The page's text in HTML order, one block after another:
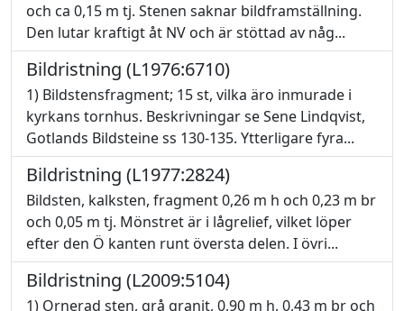
och ca 0,15 m tj. Stenen saknar bildframställning.
Den lutar kraftigt åt NV och är stöttad av någ...
Bildristning (L1976:6710)
1) Bildstensfragment; 15 st, vilka äro inmurade i
kyrkans tornhus. Beskrivningar se Sene Lindqvist,
Gotlands Bildsteine ss 130-135. Ytterligare fyra...
Bildristning (L1977:2824)
Bildsten, kalksten, fragment 0,26 m h och 0,23 m br
och 0,05 m tj. Mönstret är i lågrelief, vilket löper
efter den Ö kanten runt översta delen. I övri...
Bildristning (L2009:5104)
1) Ornerad sten, grå granit, 0,90 m h, 0,43 m br och